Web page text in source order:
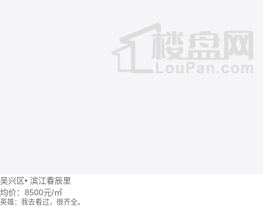
吴兴区• 滨江春辰里
均价： 8500元/㎡
英雄：我去看过，很齐全。